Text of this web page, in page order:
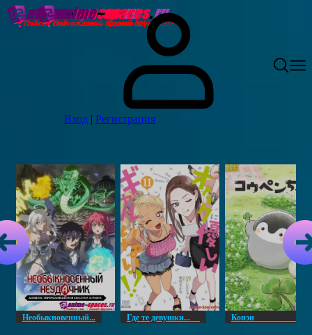
Вход | Регистрация
Необыкновенный... Где те девушки... Копэн